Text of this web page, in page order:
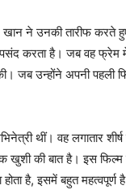
ने उनकी तारीफ करते
करता है। जब वह फ्रेम
उन्होंने अपनी पहली
थीं। वह लगातार
की बात है। इस
है, इसमें बहुत